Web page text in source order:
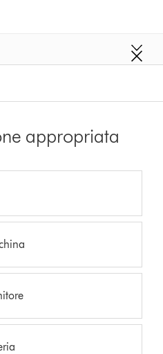
appropriata